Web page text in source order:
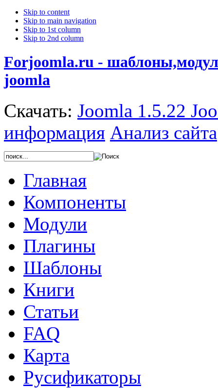
Skip to content
Skip to main navigation
Skip to 1st column
Skip to 2nd column
Forjoomla.ru -
joomla
Скачать: Joomla 1.5.22
информация Анализ сайта
Главная
Компоненты
Модули
Плагины
Шаблоны
Книги
Статьи
FAQ
Карта
Русификаторы